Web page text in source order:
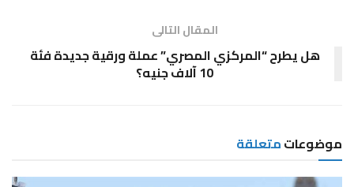
المقال التالى
هل يطرح “المركزي المصري” عملة ورقية جديدة فئة
10 آلاف جنيه؟
موضوعاتمتعلقة